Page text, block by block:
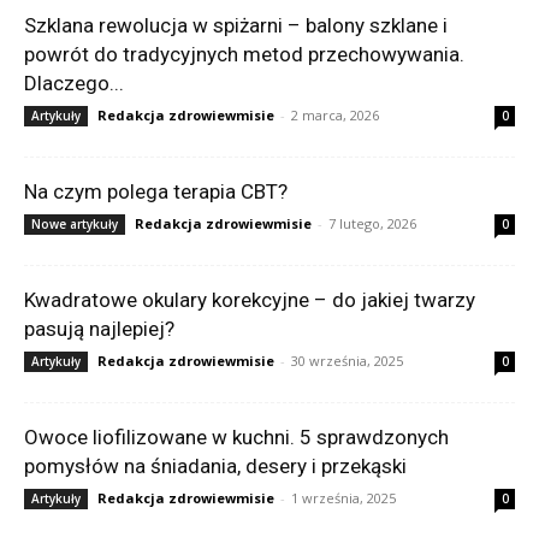
Szklana rewolucja w spiżarni – balony szklane i
powrót do tradycyjnych metod przechowywania.
Dlaczego...
Artykuły Redakcja zdrowiewmisie - 2 marca, 2026 0
Na czym polega terapia CBT?
Nowe artykuły Redakcja zdrowiewmisie - 7 lutego, 2026 0
Kwadratowe okulary korekcyjne – do jakiej twarzy
pasują najlepiej?
Artykuły Redakcja zdrowiewmisie - 30 września, 2025 0
Owoce liofilizowane w kuchni. 5 sprawdzonych
pomysłów na śniadania, desery i przekąski
Artykuły Redakcja zdrowiewmisie - 1 września, 2025 0